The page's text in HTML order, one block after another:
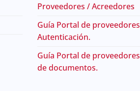
Proveedores / Acreedores
Guía Portal de
Autenticación.
Guía Portal de
de documentos.